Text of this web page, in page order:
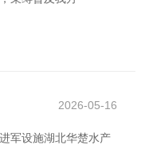
2026-05-16
军设施湖北华楚水产